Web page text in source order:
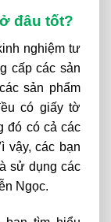
đâu tốt?
nghiệm tư
cấp các sản
sản phẩm
có giấy tờ
đó có cả các
vậy, các bạn
sử dụng các
Ngọc.